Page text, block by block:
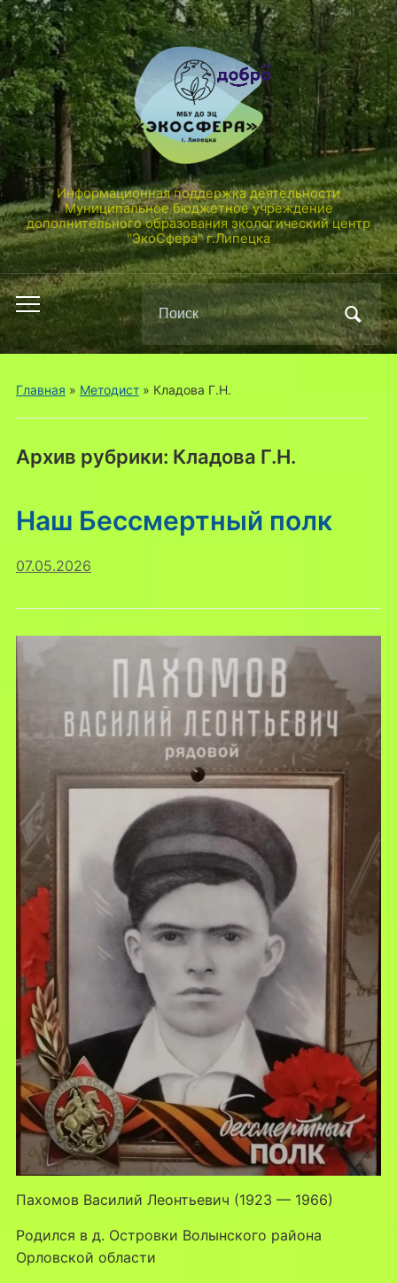
Информационная поддержка деятельности
Муниципальное бюджетное учреждение
дополнительного образования экологический центр
"ЭкоСфера" г.Липецка
Переключить
мобильное
меню
Поиск
по:
Главная » Методист» Кладова Г.Н.
Архив рубрики: Кладова Г.Н.
Наш Бессмертный полк
07.05.2026
Пахомов Василий Леонтьевич (1923 — 1966)
Родился в д. Островки Волынского района
Орловской области